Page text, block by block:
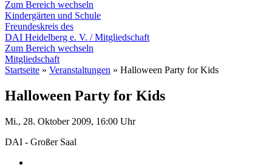
Zum Bereich wechseln
Kindergärten und Schule
Freundeskreis des
DAI Heidelberg e. V. / Mitgliedschaft
Zum Bereich wechseln
Mitgliedschaft
Startseite » Veranstaltungen » Halloween Party for Kids
Halloween Party for Kids
Mi., 28. Oktober 2009, 16:00 Uhr
DAI - Großer Saal